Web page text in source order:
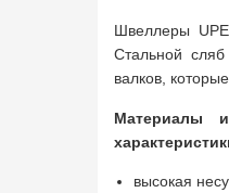
Швеллеры UPE
Стальной
валков,
Материалы
высокая